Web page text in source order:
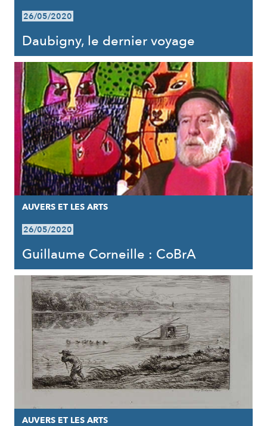
26/05/2020
Daubigny, le dernier voyage
AUVERS ET LES ARTS
26/05/2020
Guillaume Corneille : CoBrA
AUVERS ET LES ARTS